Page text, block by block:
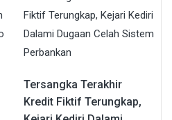
Tersangka Terakhir
Kredit Fiktif Terungkap,